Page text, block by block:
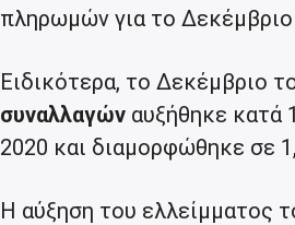
πληρωμών για το
Ειδικότερα, το Δεκέμβριο
συναλλαγώναυξήθηκε κατά
2020 και διαμορφώθηκε σε
Η αύξηση του ελλείμματος